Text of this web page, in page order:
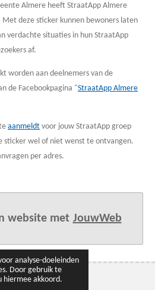
analyse-doeleinden
Door gebruik te
hiermee akkoord.
Almere heeft StraatApp Almere
deze sticker kunnen bewoners laten
verdachte situaties in hun StraatApp
af.
worden aan deelnemers van de
de Facebookpagina "StraatApp Almere
aanmeldt voor jouw StraatApp groep
sticker wel of niet wenst te ontvangen.
per adres.
website met JouwWeb
Haven